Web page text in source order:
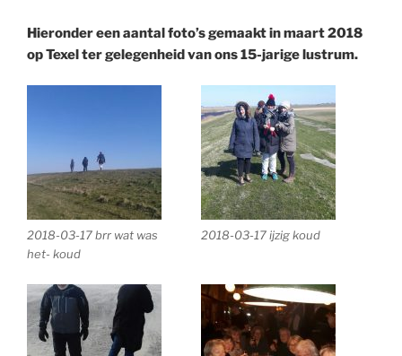
Hieronder een aantal foto’s gemaakt in maart 2018
op Texel ter gelegenheid van ons 15-jarige lustrum.
2018-03-17 brr wat was
het- koud
2018-03-17 ijzig koud